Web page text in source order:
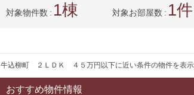
対象物件数 1 対象お部屋数 1
牛込柳町 ２ＬＤＫ ４５万円以下に近い条件の物件を表示
おすすめ物件情報